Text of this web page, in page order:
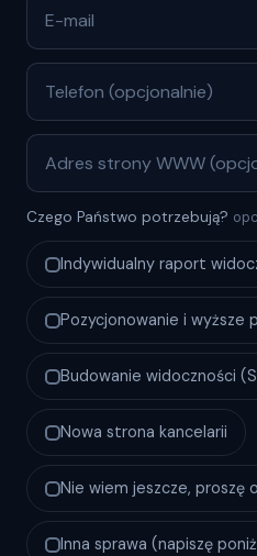
Czego Państwo potrzebują?
Indywidualny raport
Pozycjonowanie i wyższe
Budowanie widoczności
Nowa strona kancelarii
Nie wiem jeszcze, proszę
Inna sprawa (napiszę